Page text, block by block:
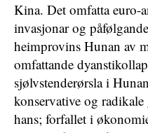
Kina. Det omfatta euro-
invasjonar og
heimprovins Hunan av
omfattande
sjølvstenderørsla i
konservative og
hans; forfallet i